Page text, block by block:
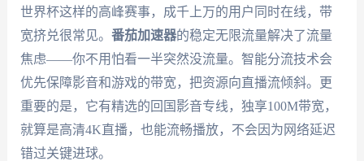
世界杯这样的高峰赛事，成千上万的用户同时在线，带
宽挤兑很常见。 番茄加速器的稳定无限流量解决了流量
焦虑——你不用怕看一半突然没流量。智能分流技术会
优先保障影音和游戏的带宽，把资源向直播流倾斜。更
重要的是，它有精选的回国影音专线，独享100M带宽，
就算是高清4K直播，也能流畅播放，不会因为网络延迟
错过关键进球。